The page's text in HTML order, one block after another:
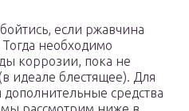
если ржавчина
необходимо
коррозии, пока не
идеале блестящее). Для
дополнительные средства